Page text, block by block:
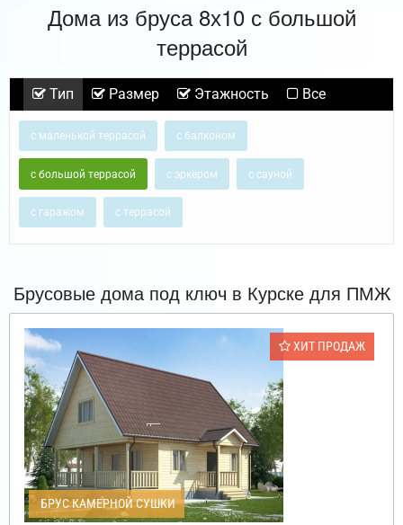
Дома из бруса 8х10 с большой
террасой
Тип Размер Этажность Все
с маленькой террасой с балконом
с большой террасой с эркером с сауной
с гаражом с террасой
Брусовые дома под ключ в Курске для ПМЖ
ХИТ ПРОДАЖ
БРУС КАМЕРНОЙ СУШКИ